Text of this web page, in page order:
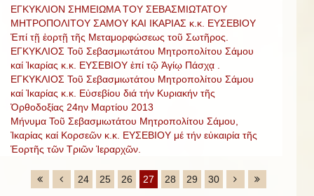
ΕΓΚΥΚΛΙΟΝ ΣΗΜΕΙΩΜΑ ΤΟΥ ΣΕΒΑΣΜΙΩΤΑΤΟΥ
ΜΗΤΡΟΠΟΛΙΤΟΥ ΣΑΜΟΥ ΚΑΙ ΙΚΑΡΙΑΣ κ.κ. ΕΥΣΕΒΙΟΥ
Ἐπί τῇ ἑορτῇ τῆς Μεταμορφώσεως τοῦ Σωτῆρος.
ΕΓΚΥΚΛΙΟΣ Τοῦ Σεβασμιωτάτου Μητροπολίτου Σάμου
καί Ἰκαρίας κ.κ. ΕΥΣΕΒΙΟΥ ἐπί τῷ Ἁγίῳ Πάσχᾳ .
ΕΓΚΥΚΛΙΟΣ Τοῦ Σεβασμιωτάτου Μητροπολίτου Σάμου
καί Ἰκαρίας κ.κ. Εὐσεβίου διά τήν Κυριακήν τῆς
Ὀρθοδοξίας 24ην Μαρτίου 2013
Μήνυμα Τοῦ Σεβασμιωτάτου Μητροπολίτου Σάμου,
Ἰκαρίας καί Κορσεῶν κ.κ. ΕΥΣΕΒΙΟΥ μέ τήν εὐκαιρία τῆς
Ἑορτῆς τῶν Τριῶν Ἱεραρχῶν.
24 25 26 27 28 29 30